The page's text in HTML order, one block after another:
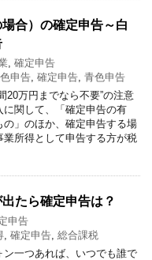
合）の確定申告～白
確定申告
申告 確定申告 青色申告
20万円までなら不要”の注意
に関して、「確定申告の有
」のほか、確定申告する場
所得として申告する方が税
たら確定申告は？
申告
確定申告 総合課税
一つあれば、いつでも誰で